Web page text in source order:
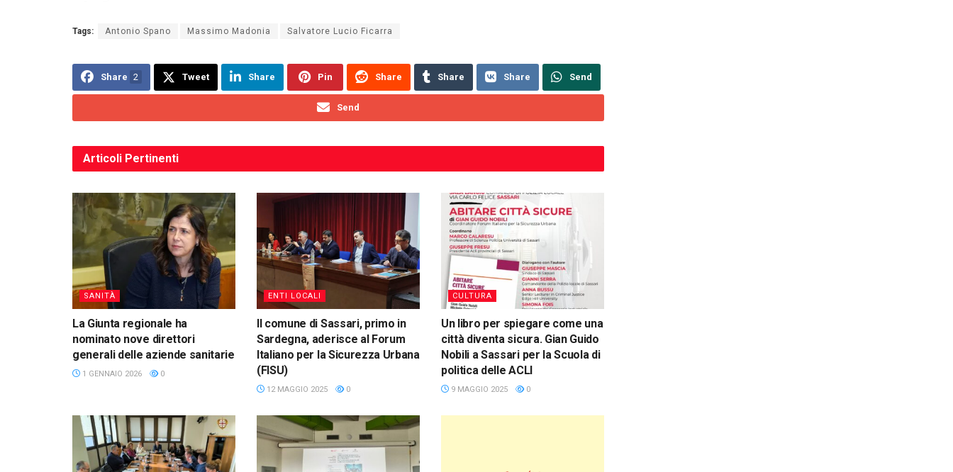
Tags: Antonio Spano Massimo Madonia Salvatore Lucio Ficarra
Share 2 Tweet Share Pin Share Share Share Send
Send
Articoli Pertinenti
SANITÀ
La Giunta regionale ha
nominato nove direttori
generali delle aziende sanitarie
1 GENNAIO 2026 0
ENTI LOCALI
Il comune di Sassari, primo in
Sardegna, aderisce al Forum
Italiano per la Sicurezza Urbana
(FISU)
12 MAGGIO 2025 0
CULTURA
Un libro per spiegare come una
città diventa sicura. Gian Guido
Nobili a Sassari per la Scuola di
politica delle ACLI
9 MAGGIO 2025 0